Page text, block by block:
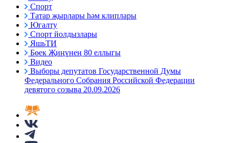
Спорт
Татар җырлары һәм клиплары
Югалту
Спорт йолдызлары
ЯшьТИ
Бөек Җиңүнең 80 еллыгы
Видео
Выборы депутатов Государственной Думы
Федерального Собрания Российской Федерации
девятого созыва 20.09.2026